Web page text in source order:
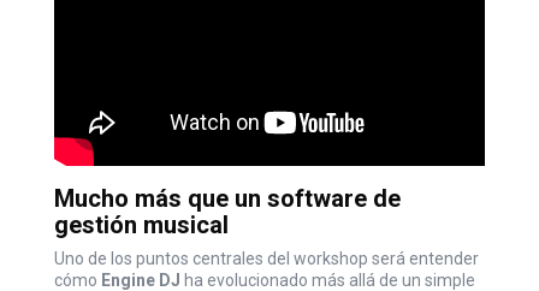
Mucho más que un software de
gestión musical
Uno de los puntos centrales del workshop será entender
cómo Engine DJ ha evolucionado más allá de un simple